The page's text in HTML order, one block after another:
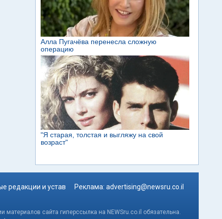
редакции и устав Реклама: advertising@newsru.co.il
сайта гиперссылка на NEWSru.co.il обязательна.